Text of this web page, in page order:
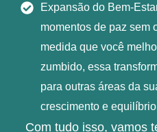
Expansão do Bem-
momentos de paz sem
medida que você
zumbido, essa
para outras áreas da
crescimento e
Com tudo isso, vamos